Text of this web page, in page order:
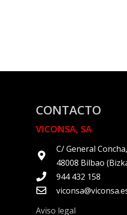
CONTACTO
VICONSA, SA
C/ General
48008 Bilbao
944 432 158
Aviso legal